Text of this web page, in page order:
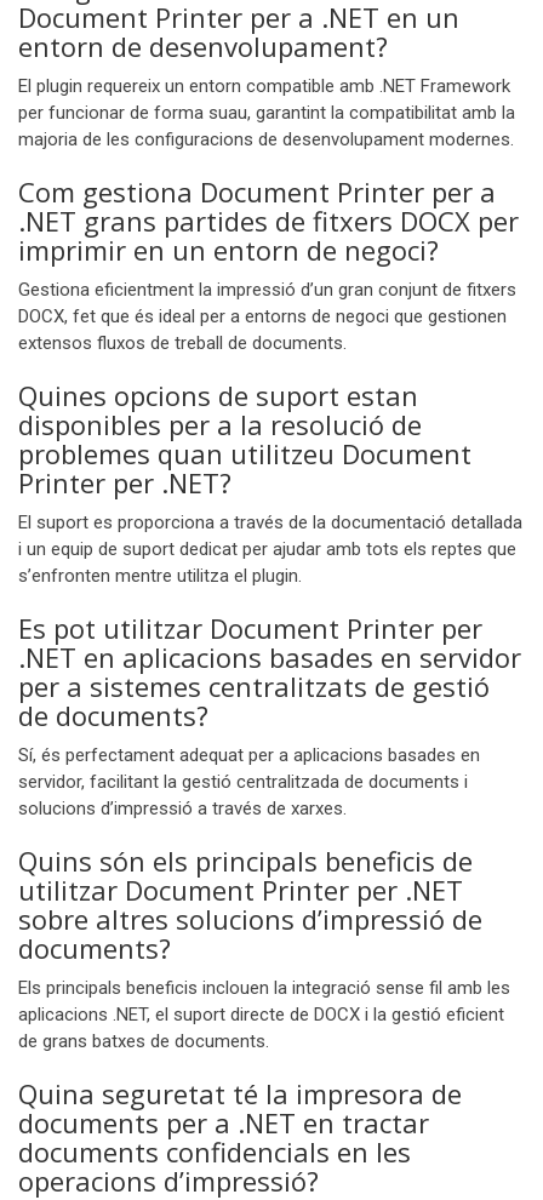
Document Printer per a .NET en un
entorn de desenvolupament?
El plugin requereix un entorn compatible amb .NET Framework
per funcionar de forma suau, garantint la compatibilitat amb la
majoria de les configuracions de desenvolupament modernes.
Com gestiona Document Printer per a
.NET grans partides de fitxers DOCX per
imprimir en un entorn de negoci?
Gestiona eficientment la impressió d’un gran conjunt de fitxers
DOCX, fet que és ideal per a entorns de negoci que gestionen
extensos fluxos de treball de documents.
Quines opcions de suport estan
disponibles per a la resolució de
problemes quan utilitzeu Document
Printer per .NET?
El suport es proporciona a través de la documentació detallada
i un equip de suport dedicat per ajudar amb tots els reptes que
s’enfronten mentre utilitza el plugin.
Es pot utilitzar Document Printer per
.NET en aplicacions basades en servidor
per a sistemes centralitzats de gestió
de documents?
Sí, és perfectament adequat per a aplicacions basades en
servidor, facilitant la gestió centralitzada de documents i
solucions d’impressió a través de xarxes.
Quins són els principals beneficis de
utilitzar Document Printer per .NET
sobre altres solucions d’impressió de
documents?
Els principals beneficis inclouen la integració sense fil amb les
aplicacions .NET, el suport directe de DOCX i la gestió eficient
de grans batxes de documents.
Quina seguretat té la impresora de
documents per a .NET en tractar
documents confidencials en les
operacions d’impressió?